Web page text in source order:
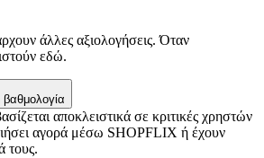
και περιεχόμενο, την καλύτερη
και την ανάπτυξη προϊόντων. Επίσης,
συνεργάτες μέσων κοινωνικής δικτύωσης,
άλλες αξιολογήσεις. Όταν
εδώ.
βαθμολογία
αποκλειστικά σε κριτικές χρηστών
αγορά μέσω SHOPFLIX ή έχουν
τους.